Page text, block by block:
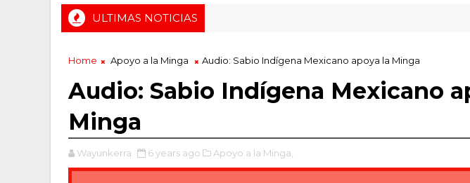
ULTIMAS NOTICIAS
Home Apoyo a la Minga Audio: Sabio Indígena Mexicano apoya la Minga
Audio: Sabio Indígena Mexicano
Minga
Wayunkerra 6 years ago Apoyo a la Minga,